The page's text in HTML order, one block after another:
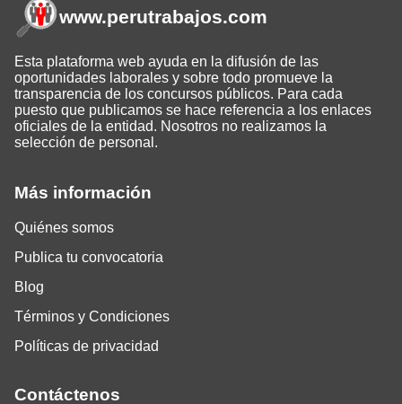
Más información
Quiénes somos
Publica tu convocatoria
Blog
Términos y Condiciones
Políticas de privacidad
Contáctenos
www.perutrabajos.com
Esta plataforma web ayuda en la difusión de las
oportunidades laborales y sobre todo promueve la
transparencia de los concursos públicos. Para cada
puesto que publicamos se hace referencia a los enlaces
oficiales de la entidad. Nosotros no realizamos la
selección de personal.